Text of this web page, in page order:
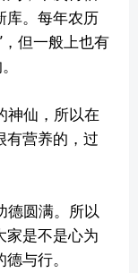
库。每年农历
但一般上也有
神仙，所以在
有营养的，过
德圆满。所以
家是不是心为
与行。